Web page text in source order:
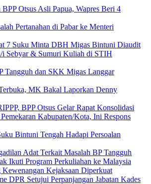
Otsus Asli Papua, Wapres Beri 4
Pertanahan di Pabar ke Menteri
7 Suku Minta DBH Migas Bintuni Diaudit
i Sebyar & Sumuri Kuliah di STIH
Tangguh dan SKK Migas Langgar
MK Bakal Laporkan Denny
BPP Otsus Gelar Rapat Konsolidasi
Kabupaten/Kota, Ini Respons
Bintuni Tengah Hadapi Persoalan
Adat Terkait Masalah BP Tangguh
Ikuti Program Perkuliahan ke Malaysia
Kejaksaan Diperkuat
DPR Setujui Perpanjangan Jabatan Kades